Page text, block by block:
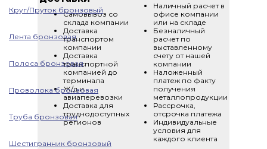
Круг/Пруток бронзовый
Лента бронзовая
Полоса бронзовая
Проволока бронзовая
Труба бронзовая
Шестигранник бронзовый
Самовывоз со
склада компании
Доставка
транспортом
компании
Доставка
транспортной
компанией до
терминала
Ж/д и
авиаперевозки
Доставка для
труднодоступных
регионов
Наличный расчет в
офисе компании
или на складе
Безналичный
расчет по
выставленному
счету от нашей
компании
Наложенный
платеж по факту
получения
металлопродукции
Рассрочка,
отсрочка платежа
Индивидуальные
условия для
каждого клиента